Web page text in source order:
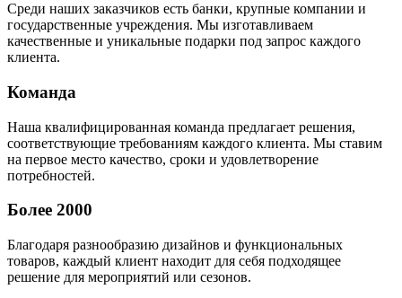
Среди наших заказчиков есть банки, крупные компании и
государственные учреждения. Мы изготавливаем
качественные и уникальные подарки под запрос каждого
клиента.
Команда
Наша квалифицированная команда предлагает решения,
соответствующие требованиям каждого клиента. Мы ставим
на первое место качество, сроки и удовлетворение
потребностей.
Более 2000
Благодаря разнообразию дизайнов и функциональных
товаров, каждый клиент находит для себя подходящее
решение для мероприятий или сезонов.